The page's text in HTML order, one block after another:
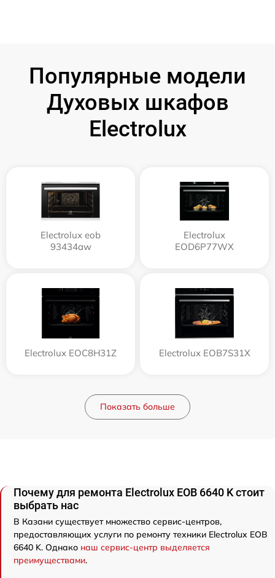
Популярные модели
Духовых шкафов
Electrolux
Electrolux eob
93434aw
Electrolux
EOD6P77WX
Electrolux EOC8H31Z Electrolux EOB7S31X
Показать больше
Почему для ремонта Electrolux EOB 6640 K стоит
выбрать нас
В Казани существует множество сервис-центров,
предоставляющих услуги по ремонту техники Electrolux EOB
6640 K. Однако наш сервис-центр выделяется
преимуществами.